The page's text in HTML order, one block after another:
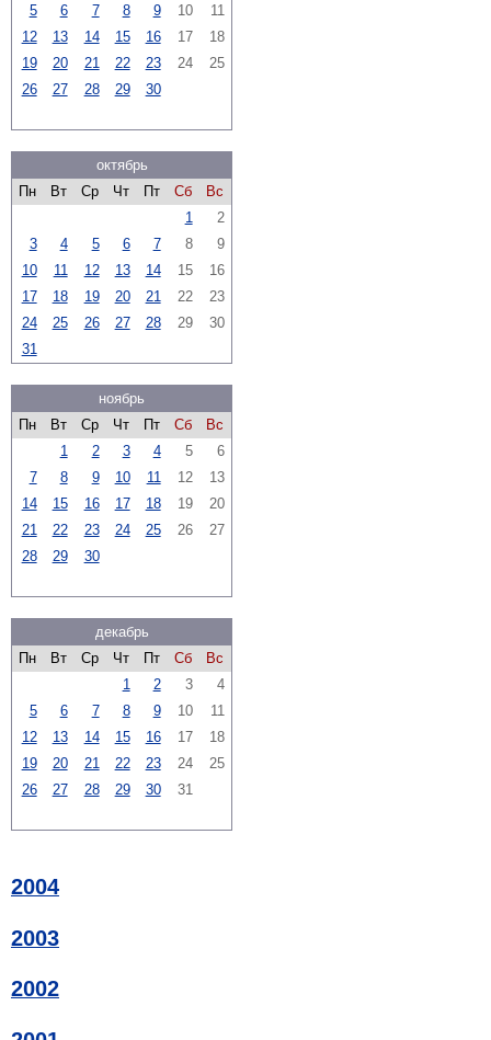
5
6 7 8 9 10
11
12
13 14 15 16 17
18
19
20 21 22 23 24
25
26
27 28 29 30
октябрь
Пн
Вт Ср Чт Пт Сб
Вс
1
2
3
4 5 6 7 8
9
10
11 12 13 14 15
16
17
18 19 20 21 22
23
24
25 26 27 28 29
30
31
ноябрь
Пн
Вт Ср Чт Пт Сб
Вс
1
2 3 4 5
6
7
8 9 10 11 12
13
14
15 16 17 18 19
20
21
22 23 24 25 26
27
28
29 30
декабрь
Пн
Вт Ср Чт Пт Сб
Вс
1
2 3
4
5
6 7 8 9 10
11
12
13 14 15 16 17
18
19
20 21 22 23 24
25
26
27 28 29 30 31
2004
2003
2002